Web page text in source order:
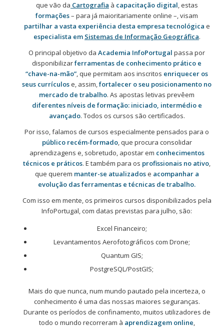
que vão da Cartografia à capacitação digital, estas
formações– para já maioritariamente online –, visam
partilhar a vasta experiência desta empresa tecnológica e
especialista em Sistemas de Informação Geográfica.
O principal objetivo daAcademia InfoPortugal passa por
disponibilizarferramentas de conhecimento prático e
“chave-na-mão”, que permitam aos inscritos enriquecer os
seus currículose, assim,fortalecer o seu posicionamento no
mercado de trabalho. As apostas letivas prevêem
diferentes níveis de formação: iniciado, intermédio e
avançado. Todos os cursos são certificados.
Por isso, falamos de cursos especialmente pensados para o
público recém-formado, que procura consolidar
aprendizagens e, sobretudo, apostar em conhecimentos
técnicos e práticos. E também para os profissionais no ativo,
que querem manter-se atualizadose acompanhar a
evolução das ferramentas e técnicas de trabalho.
Com isso em mente, os primeiros cursos disponibilizados pela
InfoPortugal, com datas previstas para julho, são:
Excel Financeiro;
Levantamentos Aerofotográficos com Drone;
Quantum GIS;
PostgreSQL/PostGIS;
Mais do que nunca, num mundo pautado pela incerteza, o
conhecimento é uma das nossas maiores seguranças.
Durante os períodos de confinamento, muitos utilizadores de
todo o mundo recorreram à aprendizagem online,